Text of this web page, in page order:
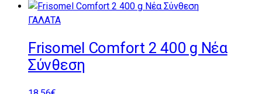
ΓΑΛΑΤΑ
Frisomel Comfort 2 400 g Νέα
Σύνθεση